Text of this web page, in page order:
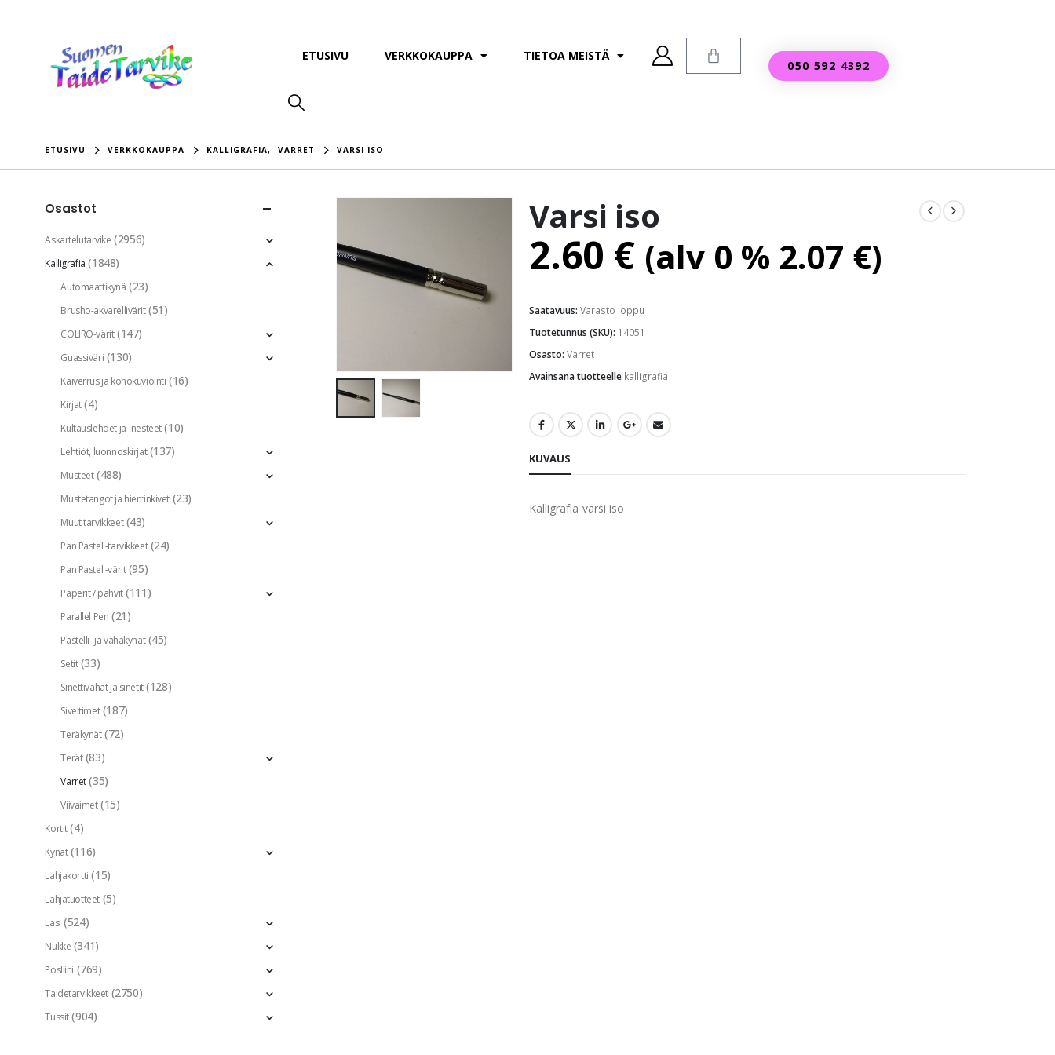
ETUSIVU VERKKOKAUPPA TIETOA MEISTÄ
050 592 4392
ETUSIVU VERKKOKAUPPA KALLIGRAFIA, VARRET VARSI ISO
Varsi iso
2.60 € (alv 0 % 2.07 €)
Saatavuus: Varasto loppu
Tuotetunnus (SKU): 14051
Osasto: Varret
Avainsana tuotteelle kalligrafia
KUVAUS
Kalligrafia varsi iso
Osastot
Askartelutarvike (2956)
Kalligrafia (1848)
Automaattikynä (23)
Brusho-akvarellivärit (51)
COLIRO-värit (147)
Guassiväri (130)
Kaiverrus ja kohokuviointi (16)
Kirjat (4)
Kultauslehdet ja -nesteet (10)
Lehtiöt, luonnoskirjat (137)
Musteet (488)
Mustetangot ja hierrinkivet (23)
Muut tarvikkeet (43)
Pan Pastel -tarvikkeet (24)
Pan Pastel -värit (95)
Paperit / pahvit (111)
Parallel Pen (21)
Pastelli- ja vahakynät (45)
Setit (33)
Sinettivahat ja sinetit (128)
Siveltimet (187)
Teräkynät (72)
Terät (83)
Varret (35)
Viivaimet (15)
Kortit (4)
Kynät (116)
Lahjakortti (15)
Lahjatuotteet (5)
Lasi (524)
Nukke (341)
Posliini (769)
Taidetarvikkeet (2750)
Tussit (904)